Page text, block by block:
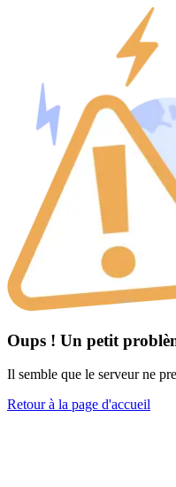
Oups ! Un petit
Il semble que le serveur ne
Retour à la page d'accueil